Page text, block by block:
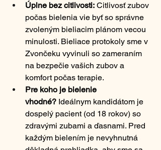
Úplne bez citlivosti: Citlivosť zubov
počas bielenia vie byť so správne
zvoleným bieliacim plánom vecou
minulosti. Bieliace protokoly sme v
Zvončeku vyvinuli so zameraním
na bezpečie vašich zubov a
komfort počas terapie.
Pre koho je bielenie
vhodné? Ideálnym kandidátom je
dospelý pacient (od 18 rokov) so
zdravými zubami a ďasnami. Pred
každým bielením je nevyhnutná